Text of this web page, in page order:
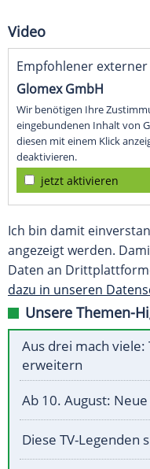
Video
Empfohlener
Glomex GmbH
Wir benötigen Ihre
eingebundenen Inhalt von
diesen mit einem Klick
deaktivieren.
jetzt aktivieren
Ich bin damit
angezeigt werden.
Daten an
dazu in unseren
Unsere Themen-
Aus drei mach
erweitern
Ab 10. August:
Diese TV-Legenden